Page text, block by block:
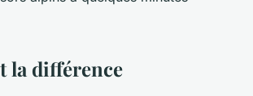
la différence